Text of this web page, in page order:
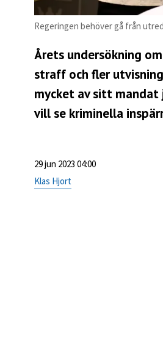
Regeringen behöver gå från
Årets undersökning
straff och fler
mycket av sitt
vill se kriminella
29 jun 2023 04:00
Klas Hjort